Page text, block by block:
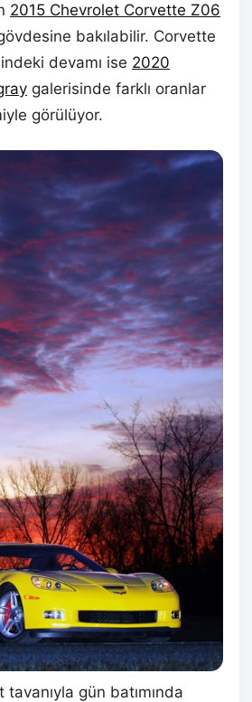
2015 Chevrolet Corvette Z06
bakılabilir. Corvette
devamı ise 2020
galerisinde farklı oranlar
görülüyor.
gün batımında